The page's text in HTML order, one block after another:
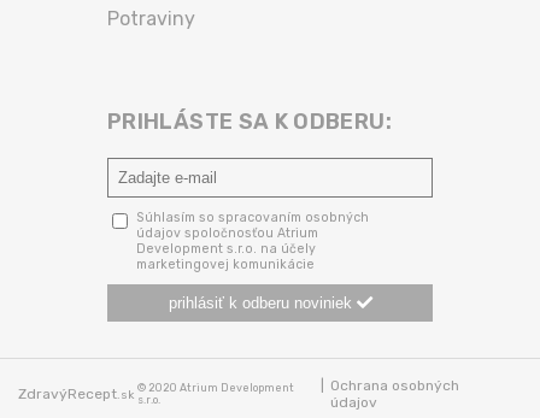
Potraviny
PRIHLÁSTE SA K ODBERU:
Súhlasím so spracovaním osobných
údajov spoločnosťou Atrium
Development s.r.o. na účely
marketingovej komunikácie
prihlásiť k odberu noviniek
ZdravýRecept.sk © 2020 Atrium Development
s.r.o.
Ochrana osobných
údajov